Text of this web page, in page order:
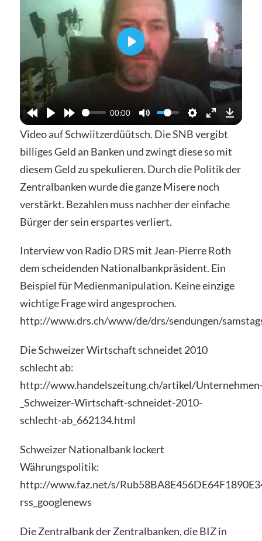
00:00
Abspielen
Video auf Schwiitzerdüütsch. Die SNB vergibt
billiges Geld an Banken und zwingt diese so mit
diesem Geld zu spekulieren. Durch die Politik der
Zentralbanken wurde die ganze Misere noch
verstärkt. Bezahlen muss nachher der einfache
Bürger der sein erspartes verliert.
Interview von Radio DRS mit Jean-Pierre Roth
dem scheidenden Nationalbankpräsident. Ein
Beispiel für Medienmanipulation. Keine einzige
wichtige Frage wird angesprochen.
http://www.drs.ch/www/de/drs/sendungen/
Die Schweizer Wirtschaft schneidet 2010
schlecht ab:
http://www.handelszeitung.ch/artikel/
_Schweizer-Wirtschaft-schneidet-2010-
schlecht-ab_662134.html
Schweizer Nationalbank lockert
Währungspolitik:
http://www.faz.net/s/
rss_googlenews
Die Zentralbank der Zentralbanken, die BIZ in